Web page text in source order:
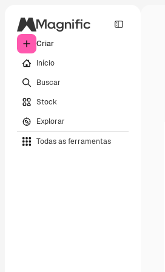
Criar
Início
Buscar
Stock
Explorar
Todas as ferramentas